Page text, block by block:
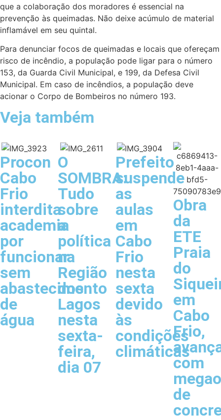
que a colaboração dos moradores é essencial na
prevenção às queimadas. Não deixe acúmulo de material
inflamável em seu quintal.
Para denunciar focos de queimadas e locais que ofereçam
risco de incêndio, a população pode ligar para o número
153, da Guarda Civil Municipal, e 199, da Defesa Civil
Municipal. Em caso de incêndios, a população deve
acionar o Corpo de Bombeiros no número 193.
Veja também
Procon
Cabo
Frio
interdita
academia
por
funcionar
sem
abastecimento
de
água
O
SOMBRA:
Tudo
sobre
a
política
na
Região
dos
Lagos
nesta
sexta-
feira,
dia 07
Prefeito
suspende
as
aulas
em
Cabo
Frio
nesta
sexta
devido
às
condições
climáticas
Obra
da
ETE
Praia
do
em
Cabo
Frio,
com
de